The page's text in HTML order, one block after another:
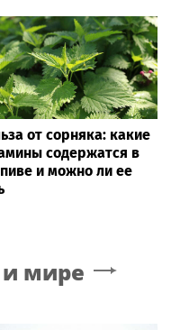
от сорняка: какие
содержатся в
и можно ли ее
и мире